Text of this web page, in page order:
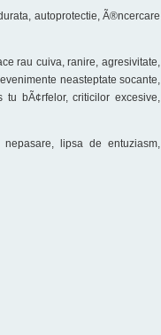
autoprotectie, Ã®ncercare
rau cuiva, ranire, agresivitate,
neasteptate socante,
bÃ¢rfelor, criticilor excesive,
lipsa de entuziasm,